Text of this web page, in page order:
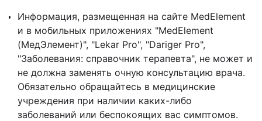
Информация, размещенная на сайте MedElement
и в мобильных приложениях "MedElement
(МедЭлемент)", "Lekar Pro", "Dariger Pro",
"Заболевания: справочник терапевта", не может и
не должна заменять очную консультацию врача.
Обязательно обращайтесь в медицинские
учреждения при наличии каких-либо
заболеваний или беспокоящих вас симптомов.